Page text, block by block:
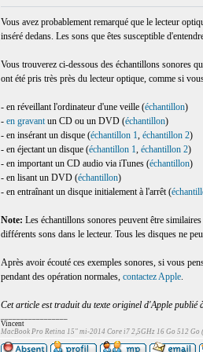
Vous avez probablement remarqué que le lecteur
inséré dedans. Les sons que êtes susceptible
Vous trouverez ci-dessous des échantillons sonores
ont été pris très près du lecteur optique, comme si
- en réveillant l'ordinateur d'une veille (échantillon)
- en gravantun CD ou un DVD (échantillon)
- en insérant un disque (échantillon 1, échantillon 2)
- en éjectant un disque (échantillon 1, échantillon 2)
- en important un CD audio via iTunes (échantillon)
- en lisant un DVD (échantillon)
- en entraînant un disque initialement à l'arrêt (
Note: Les échantillons sonores peuvent être
différents sons dans le lecteur. Tous les disques ne
Après avoir écouté ces exemples sonores, si vous
pendant des opération normales, contactez Apple.
Cet article est traduit du texte originel d'Apple publié
Vincent
MacBook Pro Retina 15" mi-2014 Core i7 2,5GHz 16 Go 512 Go